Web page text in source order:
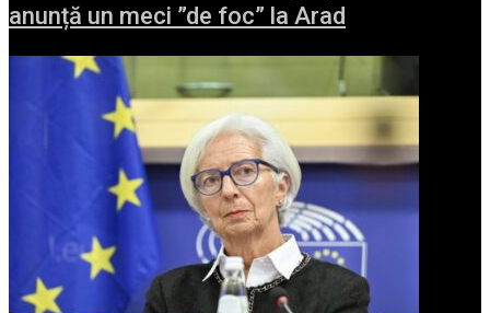
anunță un meci ”de foc” la Arad